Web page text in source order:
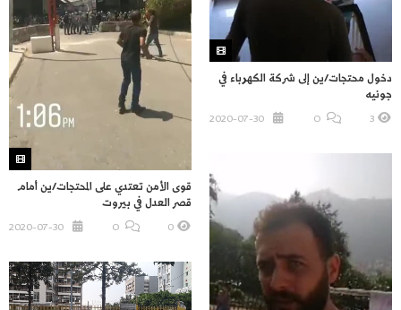
دخول محتجات/ين إلى شركة الكهرباء في
جونيه
3
قوى الأمن تعتدي على المحتجات/ين أمام
قصر العدل في بيروت
0